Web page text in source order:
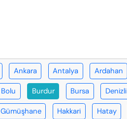
Ankara Antalya Ardahan
Bolu Burdur Bursa Denizli
Gümüşhane Hakkari Hatay